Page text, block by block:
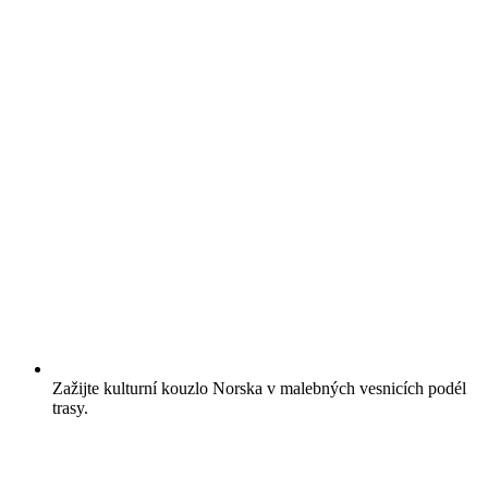
Zažijte kulturní kouzlo Norska v malebných vesnicích podél
trasy.